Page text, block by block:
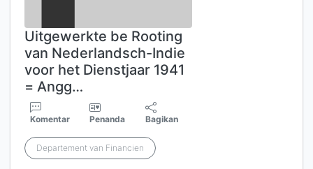
Uitgewerkte be Rooting
van Nederlandsch-Indie
voor het Dienstjaar 1941
= Angg…
Komentar Penanda Bagikan
Departement van Financien